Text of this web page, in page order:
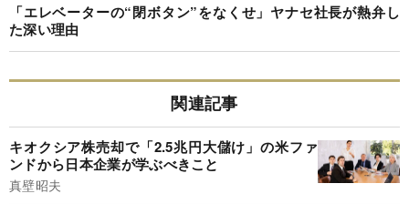
「エレベーターの“閉ボタン”をなくせ」ヤナセ社長が熱弁し
た深い理由
関連記事
キオクシア株売却で「2.5兆円大儲け」の米ファ
ンドから日本企業が学ぶべきこと
真壁昭夫